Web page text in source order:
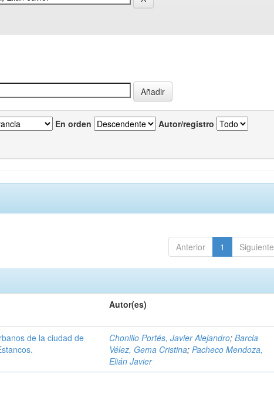
En orden Autor/registro
Anterior 1 Siguiente
Autor(es)
de la ciudad de
Chonillo Portés, Javier Alejandro;Barcia
Vélez, Gema Cristina;Pacheco Mendoza,
Elián Javier